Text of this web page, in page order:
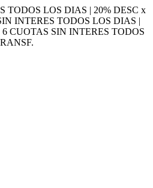
TODOS LOS DIAS | 20% DESC x
INTERES TODOS LOS DIAS |
6 CUOTAS SIN INTERES TODOS